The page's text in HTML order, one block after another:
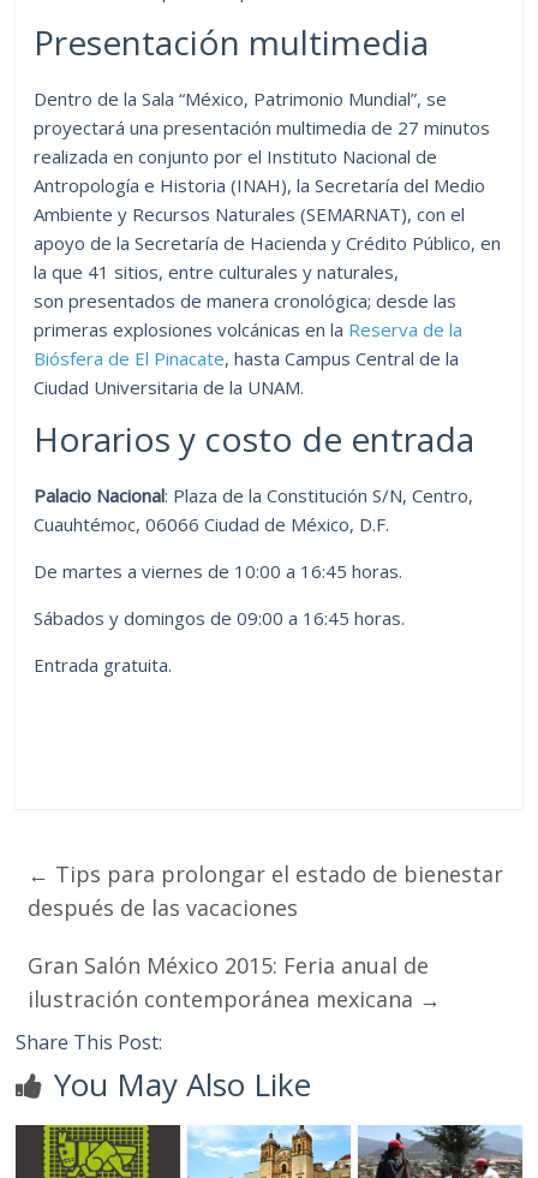
Presentación multimedia
Dentro de la Sala “México, Patrimonio Mundial”, se
proyectará una presentación multimedia de 27 minutos
realizada en conjunto por el Instituto Nacional de
Antropología e Historia (INAH), la Secretaría del Medio
Ambiente y Recursos Naturales (SEMARNAT), con el
apoyo de la Secretaría de Hacienda y Crédito Público, en
la que 41 sitios, entre culturales y naturales,
son presentados de manera cronológica; desde las
primeras explosiones volcánicas en la Reserva de la
Biósfera de El Pinacate, hasta Campus Central de la
Ciudad Universitaria de la UNAM.
Horarios y costo de entrada
Palacio Nacional: Plaza de la Constitución S/N, Centro,
Cuauhtémoc, 06066 Ciudad de México, D.F.
De martes a viernes de 10:00 a 16:45 horas.
Sábados y domingos de 09:00 a 16:45 horas.
Entrada gratuita.
← Tips para prolongar el estado de bienestar
después de las vacaciones
Gran Salón México 2015: Feria anual de
ilustración contemporánea mexicana →
Share This Post:
You May Also Like